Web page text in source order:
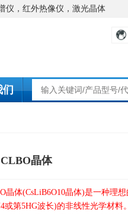
仪，红外热像仪，激光晶体
们
CLBO晶体
晶体(CsLiB6O10晶体)是一种理
或第5HG波长)的非线性光学材